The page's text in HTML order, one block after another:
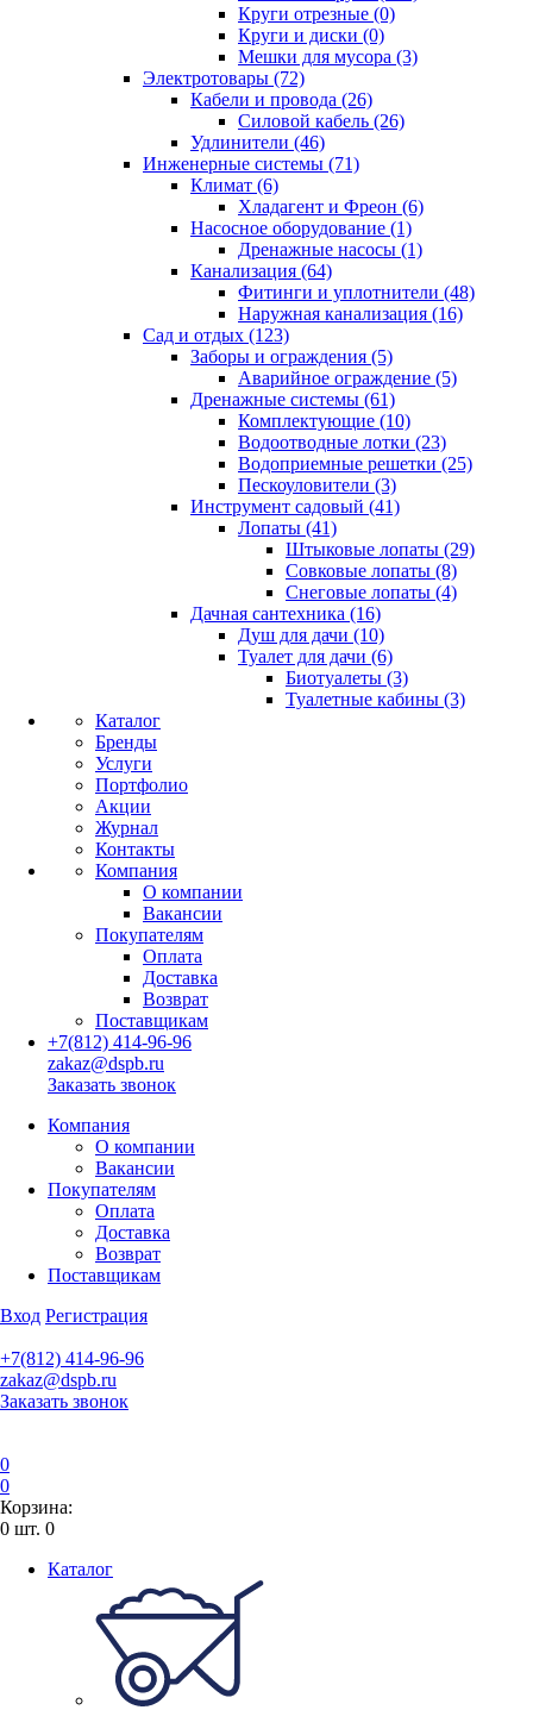
Круги отрезные (0)
Круги и диски (0)
Мешки для мусора (3)
Электротовары (72)
Кабели и провода (26)
Силовой кабель (26)
Удлинители (46)
Инженерные системы (71)
Климат (6)
Хладагент и Фреон (6)
Насосное оборудование (1)
Дренажные насосы (1)
Канализация (64)
Фитинги и уплотнители (48)
Наружная канализация (16)
Сад и отдых (123)
Заборы и ограждения (5)
Аварийное ограждение (5)
Дренажные системы (61)
Комплектующие (10)
Водоотводные лотки (23)
Водоприемные решетки (25)
Пескоуловители (3)
Инструмент садовый (41)
Лопаты (41)
Штыковые лопаты (29)
Совковые лопаты (8)
Снеговые лопаты (4)
Дачная сантехника (16)
Душ для дачи (10)
Туалет для дачи (6)
Биотуалеты (3)
Туалетные кабины (3)
Каталог
Бренды
Услуги
Портфолио
Акции
Журнал
Контакты
Компания
О компании
Вакансии
Покупателям
Оплата
Доставка
Возврат
Поставщикам
+7(812) 414-96-96
zakaz@dspb.ru
Заказать звонок
Компания
О компании
Вакансии
Покупателям
Оплата
Доставка
Возврат
Поставщикам
Вход Регистрация
+7(812) 414-96-96
zakaz@dspb.ru
Заказать звонок
0
0
Корзина:
0 шт. 0
Каталог